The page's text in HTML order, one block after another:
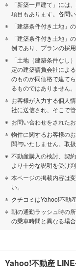
「新築一戸建て」には
項目もあります。各問
「建築条件付き土地」
「建築条件付き土地」
例であり、プランの採用
「土地（建築条件なし
定の建築請負会社によ
のものが同価格で建て
るものではありません。
お客様が入力する個人
社に送信され、そこで管
お問い合わせをされた
物件に関するお客様の
関与いたしません。取
不動産購入の検討、契
より十分な説明を受け
本ページの掲載内容は
い。
クチコミはYahoo!不動
朝の通勤ラッシュ時の
の乗車時間と異なる場合
Yahoo!不動産